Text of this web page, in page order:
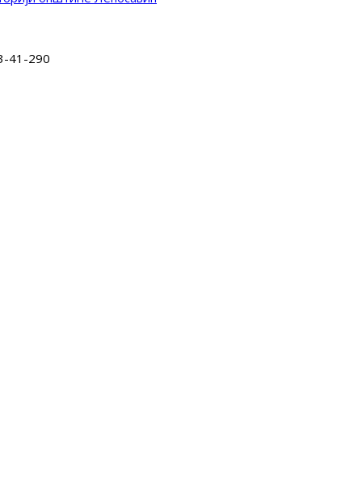
41-290